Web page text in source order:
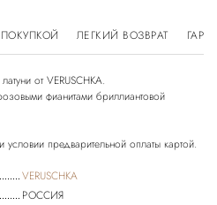
ЛЕГКИЙ ВОЗВРАТ
от VERUSCHKA.
фианитами бриллиантовой
VERUSCHKA
РОССИЯ